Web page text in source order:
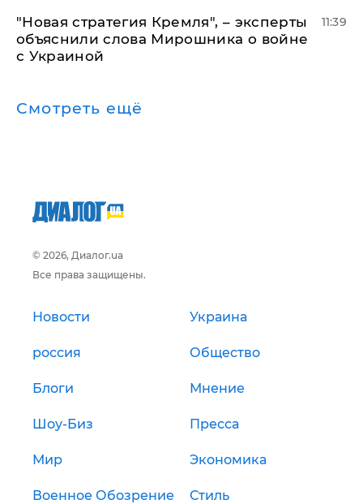
"Новая стратегия Кремля", – эксперты
объяснили слова Мирошника о войне
с Украиной
11:39
Смотреть ещё
© 2026, Диалог.ua
Все права защищены.
Новости Украина
россия Общество
Блоги Мнение
Шоу-Биз Пресса
Мир Экономика
Военное Обозрение Стиль